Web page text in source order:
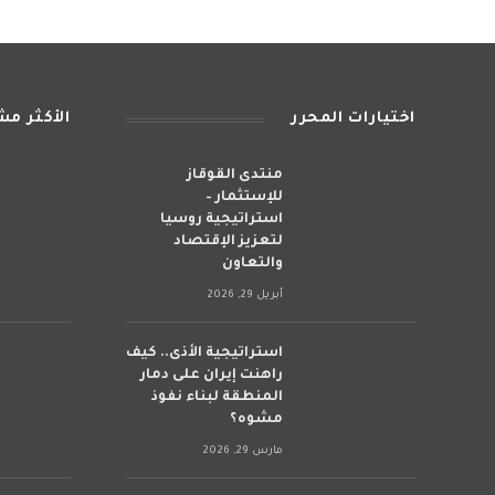
اختيارات المحرر
منتدى القوقاز
للإستثمار –
استراتيجية روسيا
لتعزيز الإقتصاد
والتعاون
أبريل 29, 2026
استراتيجية الأذى.. كيف
راهنت إيران على دمار
المنطقة لبناء نفوذ
مشوه؟
مارس 29, 2026
الأكثر